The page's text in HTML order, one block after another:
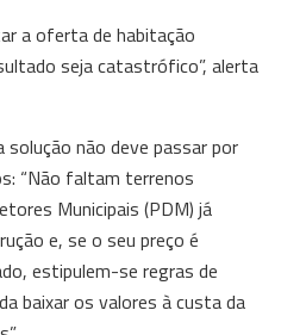
a oferta de habitação
seja catastrófico”, alerta
solução não deve passar por
“Não faltam terrenos
Municipais (PDM) já
e, se o seu preço é
estipulem-se regras de
baixar os valores à custa da